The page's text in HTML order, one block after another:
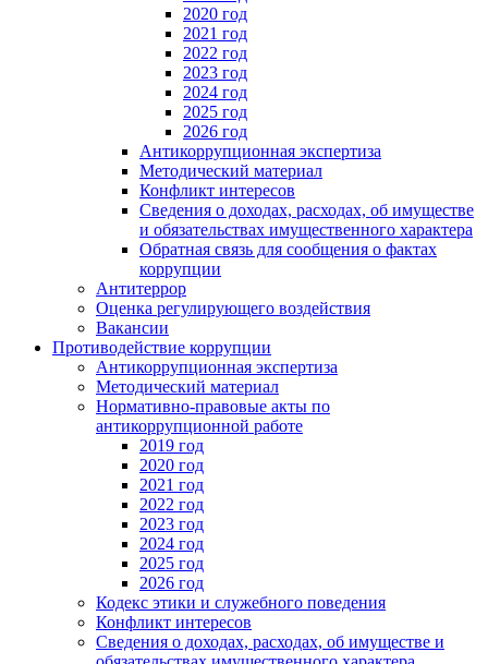
2020 год
2021 год
2022 год
2023 год
2024 год
2025 год
2026 год
Антикоррупционная экспертиза
Методический материал
Конфликт интересов
Сведения о доходах, расходах, об имуществе
и обязательствах имущественного характера
Обратная связь для сообщения о фактах
коррупции
Антитеррор
Оценка регулирующего воздействия
Вакансии
Противодействие коррупции
Антикоррупционная экспертиза
Методический материал
Нормативно-правовые акты по
антикоррупционной работе
2019 год
2020 год
2021 год
2022 год
2023 год
2024 год
2025 год
2026 год
Кодекс этики и служебного поведения
Конфликт интересов
Сведения о доходах, расходах, об имуществе и